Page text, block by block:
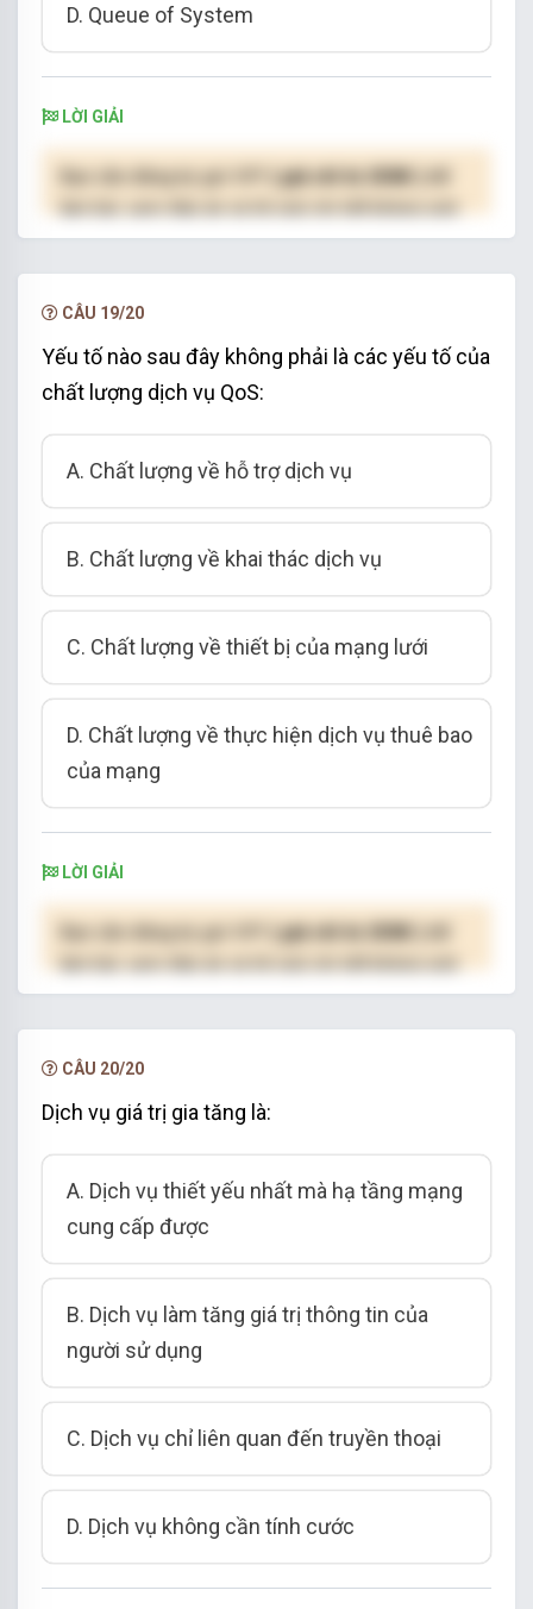
D. Queue of System
LỜI GIẢI
( giá chỉ từ 250K )
hạn.
CÂU 19/20
Yếu tố nào sau đây không phải là các yếu tố của
chất lượng dịch vụ QoS:
A. Chất lượng về hỗ trợ dịch vụ
B. Chất lượng về khai thác dịch vụ
C. Chất lượng về thiết bị của mạng lưới
D. Chất lượng về thực hiện dịch vụ thuê bao
của mạng
LỜI GIẢI
( giá chỉ từ 250K )
hạn.
CÂU 20/20
Dịch vụ giá trị gia tăng là:
A. Dịch vụ thiết yếu nhất mà hạ tầng mạng
cung cấp được
B. Dịch vụ làm tăng giá trị thông tin của
người sử dụng
C. Dịch vụ chỉ liên quan đến truyền thoại
D. Dịch vụ không cần tính cước